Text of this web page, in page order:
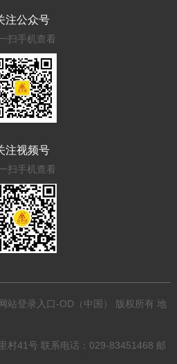
注公众号
扫手机查看
注视频号
扫手机查看
站登录入口-OD（中国） 版权所有 地
村41号 联系电话：029-83451468 邮